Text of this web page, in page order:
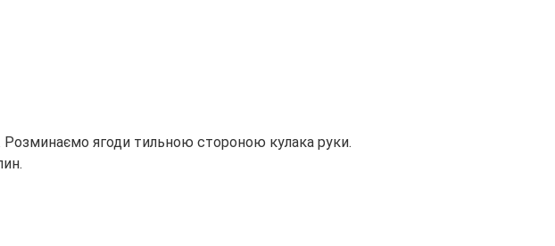
Розминаємо ягоди тильною стороною кулака руки.